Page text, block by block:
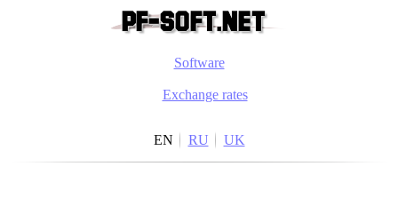
Software
Exchange rates
EN RU UK